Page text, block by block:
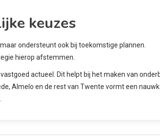
keuzes
ondersteunt ook bij toekomstige plannen.
hierop afstemmen.
actueel. Dit helpt bij het maken van
Almelo en de rest van Twente vormt een